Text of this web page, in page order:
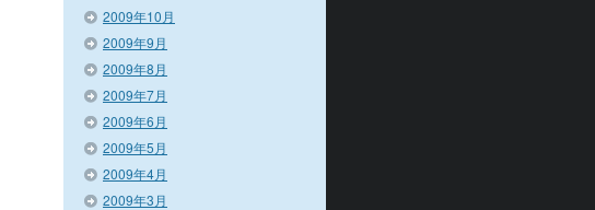
2009年10月
2009年9月
2009年8月
2009年7月
2009年6月
2009年5月
2009年4月
2009年3月